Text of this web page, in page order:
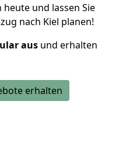
und lassen Sie
nach Kiel planen!
aus und erhalten
erhalten